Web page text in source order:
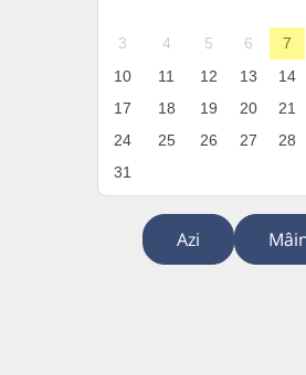
3
4 5 6 7
10
11 12 13 14
17
18 19 20 21
24
25 26 27 28
31
Azi